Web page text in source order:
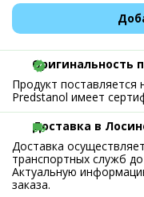
Оригинальность
Продукт поставляется
Predstanol имеет
Доставка в
Доставка
транспортных служб
Актуальную
заказа.